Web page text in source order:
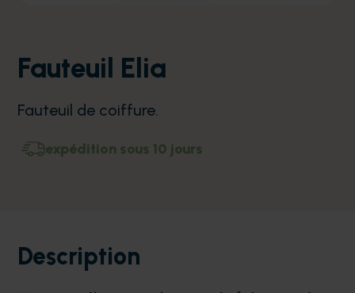
Fauteuil Elia
Fauteuil de coiffure.
expédition sous 10 jours
Description